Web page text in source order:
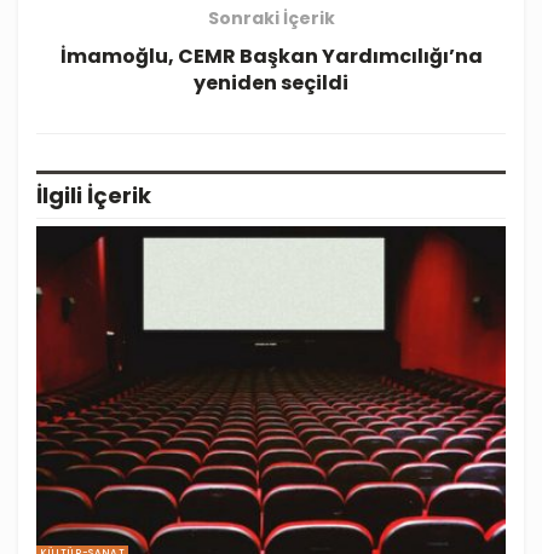
Sonraki İçerik
İmamoğlu, CEMR Başkan Yardımcılığı’na
yeniden seçildi
İlgili İçerik